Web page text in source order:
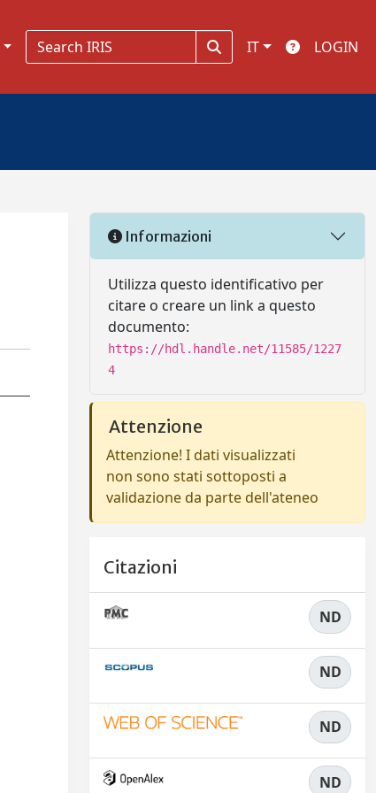
IT LOGIN
Informazioni
Utilizza questo identificativo per
citare o creare un link a questo
documento:
https://hdl.handle.net/11585/1227
4
Attenzione
Attenzione! I dati visualizzati
non sono stati sottoposti a
validazione da parte dell'ateneo
Citazioni
ND
ND
ND
ND